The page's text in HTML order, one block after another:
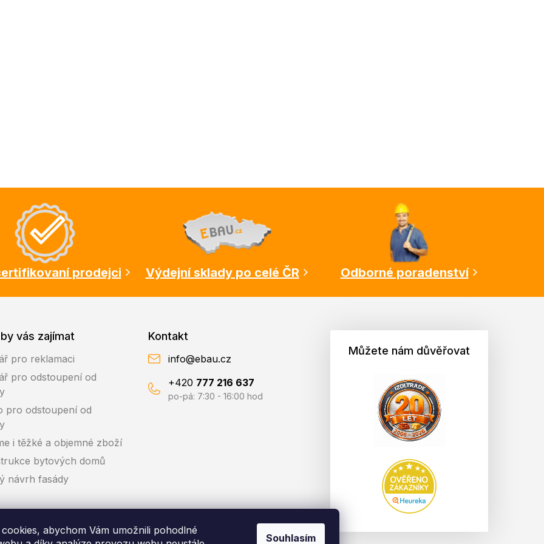
abychom Vám umožnili pohodlné
Souhlasím
prodejci Výdejní sklady po celé ČR Odborné poradenství
vás zajímat
pro reklamaci
pro odstoupení od
pro odstoupení od
i těžké a objemné zboží
bytových domů
návrh fasády
Kontakt
info@ebau.cz
+420 777 216 637
po-pá: 7:30 - 16:00 hod
Můžete nám důvěřovat